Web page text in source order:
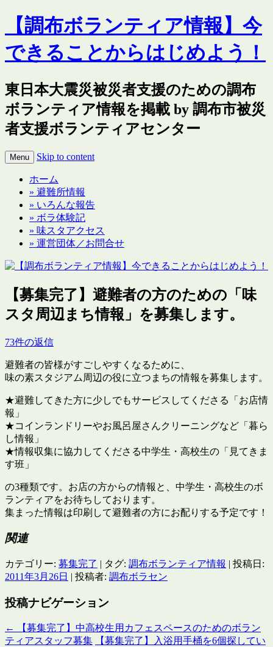
【調布ボランティア情報】今
できることからはじめよう！
東日本大震災被災者支援のための調布
ボランティア情報を掲載 by 調布市被災
者支援ボランティアセンター
Menu Skip to content
ホーム
» 避難所情報
» いろんな報告
» ボラ体験記
» 味スタアクセス
» 運営団体／お問合せ
【募集完了】避難者の方のための「味
スタ周辺まち情報」を募集します。
73件の返信
避難者の皆様がすごしやすくなるために、
味の素スタジアム周辺の役に立つまちの情報を募集します。
★避難してきた方に少しでもサービスしてくださる「お店情
報」
★コインランドリーやお風呂屋さんクリーニングなど「暮ら
し情報」
★情報収集に協力してくださる中学生・高校生の「見てきま
す班」
の3種類です。お店の方からの情報と、中学生・高校生のボ
ランティアをお待ちしております。
集まった情報は印刷して避難者の方にお配りする予定です！
関連
カテゴリー: 募集完了 | タグ: 調布ボランティア情報 | 投稿日:
2011年3月26日 | 投稿者: 調布ボラセン
投稿ナビゲーション
←
【募集完了】中高校生用カフェスペースのためのボラン
ティアスタッフ募集
【募集完了】入浴用手桶を6個探してい